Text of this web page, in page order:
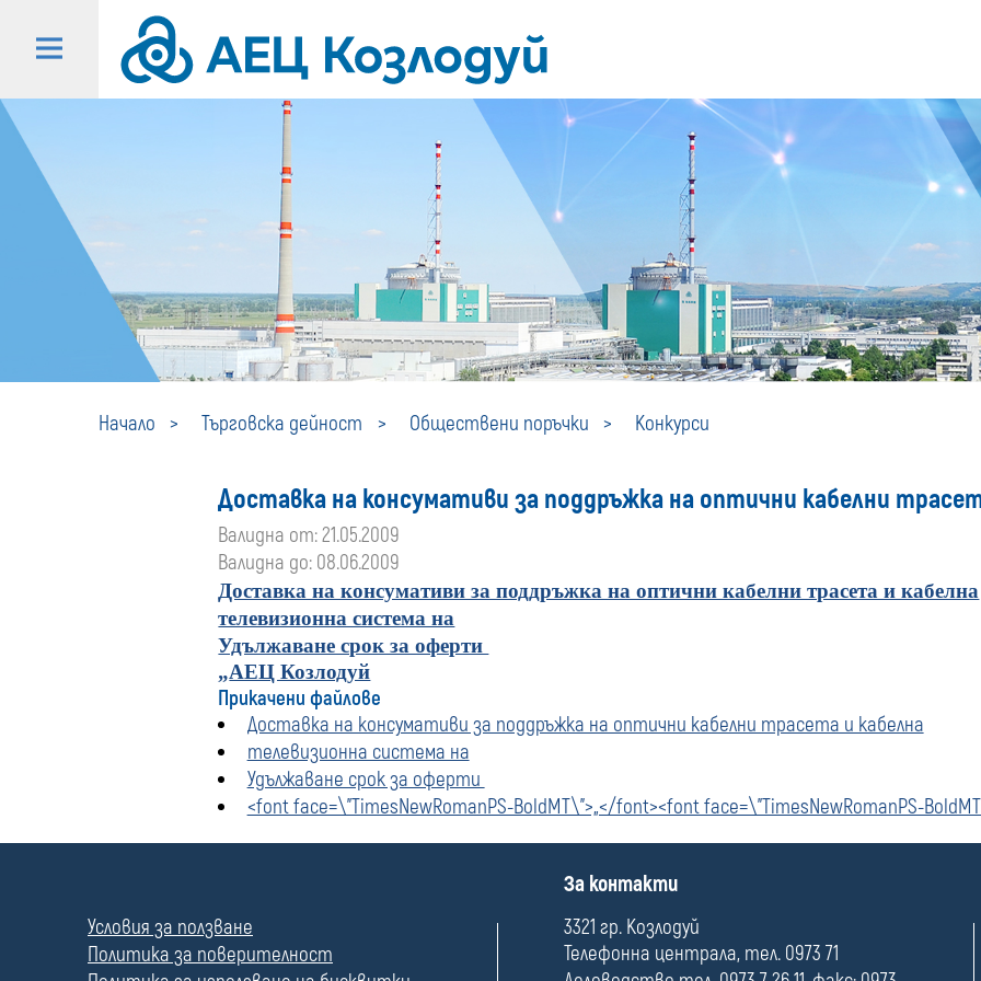
Начало Търговска дейност Обществени поръчки Конкурси
Доставка на консумативи за поддръжка на оптични кабелни
Валидна от: 21.05.2009
Валидна до: 08.06.2009
Доставка на консумативи за поддръжка на оптични кабелни трасета и кабелна
телевизионна система на
Удължаване срок за оферти
„АЕЦ Козлодуй
Прикачени файлове
Доставка на консумативи за поддръжка на оптични кабелни трасета и кабелна
телевизионна система на
Удължаване срок за оферти
<font face=\"TimesNewRomanPS-BoldMT\">„</font><font face=\"TimesNewRomanPS-
л
е
Условия за ползване
Политика за поверителност
П
л
е
За контакти
3321 гр. Козлодуй
Телефонна централа, тел. 0973 71